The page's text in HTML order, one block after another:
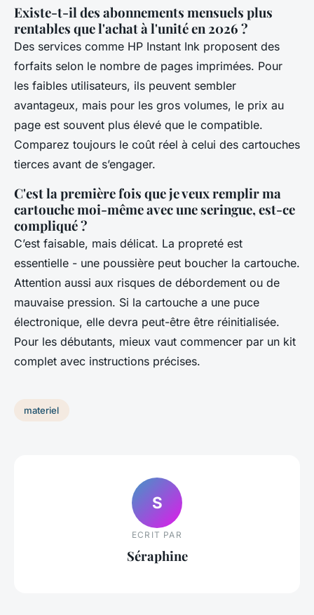
Existe-t-il des abonnements mensuels plus
rentables que l'achat à l'unité en 2026 ?
Des services comme HP Instant Ink proposent des
forfaits selon le nombre de pages imprimées. Pour
les faibles utilisateurs, ils peuvent sembler
avantageux, mais pour les gros volumes, le prix au
page est souvent plus élevé que le compatible.
Comparez toujours le coût réel à celui des cartouches
tierces avant de s’engager.
C'est la première fois que je veux remplir ma
cartouche moi-même avec une seringue, est-ce
compliqué ?
C’est faisable, mais délicat. La propreté est
essentielle - une poussière peut boucher la cartouche.
Attention aussi aux risques de débordement ou de
mauvaise pression. Si la cartouche a une puce
électronique, elle devra peut-être être réinitialisée.
Pour les débutants, mieux vaut commencer par un kit
complet avec instructions précises.
materiel
S
ECRIT PAR
Séraphine